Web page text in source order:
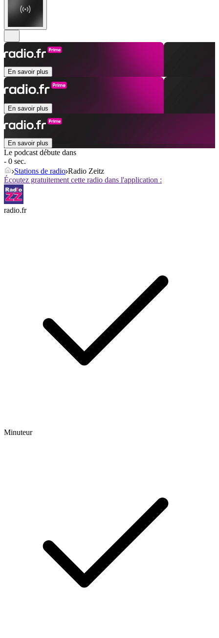
En savoir plus
En savoir plus
En savoir plus
Le podcast débute dans
- 0 sec.
Stations de radio Radio Zeitz
Écoutez gratuitement cette radio dans l'application :
radio.fr
Minuteur